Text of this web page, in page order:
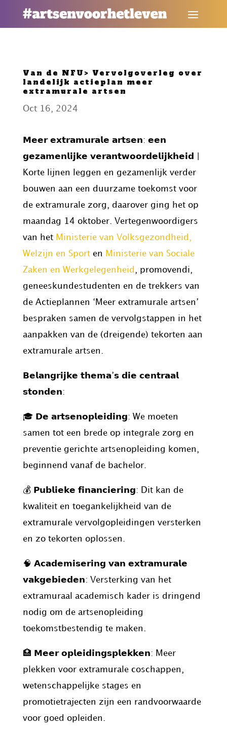
Van de NFU> Vervolgoverleg over
landelijk actieplan meer
extramurale artsen
Oct 16, 2024
𝗠𝗲𝗲𝗿 𝗲𝘅𝘁𝗿𝗮𝗺𝘂𝗿𝗮𝗹𝗲 𝗮𝗿𝘁𝘀𝗲𝗻: 𝗲𝗲𝗻
𝗴𝗲𝘇𝗮𝗺𝗲𝗻𝗹𝗶𝗷𝗸𝗲 𝘃𝗲𝗿𝗮𝗻𝘁𝘄𝗼𝗼𝗿𝗱𝗲𝗹𝗶𝗷𝗸𝗵𝗲𝗶𝗱 |
Korte lijnen leggen en gezamenlijk verder
bouwen aan een duurzame toekomst voor
de extramurale zorg, daarover ging het op
maandag 14 oktober. Vertegenwoordigers
van het Ministerie van Volksgezondheid,
Welzijn en Sporten
Ministerie van Sociale
Zaken en Werkgelegenheid
, promovendi,
geneeskundestudenten en de trekkers van
de Actieplannen ‘Meer extramurale artsen’
bespraken samen de vervolgstappen in het
aanpakken van de (dreigende) tekorten aan
extramurale artsen.
𝗕𝗲𝗹𝗮𝗻𝗴𝗿𝗶𝗷𝗸𝗲 𝘁𝗵𝗲𝗺𝗮’𝘀 𝗱𝗶𝗲 𝗰𝗲𝗻𝘁𝗿𝗮𝗮𝗹
𝘀𝘁𝗼𝗻𝗱𝗲𝗻:
🎓 𝗗𝗲 𝗮𝗿𝘁𝘀𝗲𝗻𝗼𝗽𝗹𝗲𝗶𝗱𝗶𝗻𝗴: We moeten
samen tot een brede op integrale zorg en
preventie gerichte artsenopleiding komen,
beginnend vanaf de bachelor.
💰 𝗣𝘂𝗯𝗹𝗶𝗲𝗸𝗲 𝗳𝗶𝗻𝗮𝗻𝗰𝗶𝗲𝗿𝗶𝗻𝗴: Dit kan de
kwaliteit en toegankelijkheid van de
extramurale vervolgopleidingen versterken
en zo tekorten oplossen.
🧠 𝗔𝗰𝗮𝗱𝗲𝗺𝗶𝘀𝗲𝗿𝗶𝗻𝗴 𝘃𝗮𝗻 𝗲𝘅𝘁𝗿𝗮𝗺𝘂𝗿𝗮𝗹𝗲
𝘃𝗮𝗸𝗴𝗲𝗯𝗶𝗲𝗱𝗲𝗻: Versterking van het
extramuraal academisch kader is dringend
nodig om de artsenopleiding
toekomstbestendig te maken.
🏥 𝗠𝗲𝗲𝗿 𝗼𝗽𝗹𝗲𝗶𝗱𝗶𝗻𝗴𝘀𝗽𝗹𝗲𝗸𝗸𝗲𝗻: Meer
plekken voor extramurale coschappen,
wetenschappelijke stages en
promotietrajecten zijn een randvoorwaarde
voor goed opleiden.